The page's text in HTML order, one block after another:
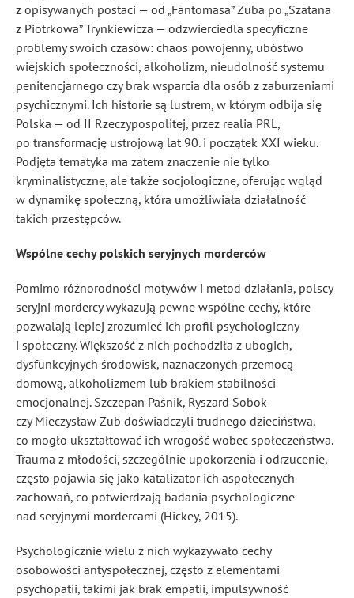
z opisywanych postaci — od „Fantomasa” Zuba po „Szatana
z Piotrkowa” Trynkiewicza — odzwierciedla specyficzne
problemy swoich czasów: chaos powojenny, ubóstwo
wiejskich społeczności, alkoholizm, nieudolność systemu
penitencjarnego czy brak wsparcia dla osób z zaburzeniami
psychicznymi. Ich historie są lustrem, w którym odbija się
Polska — od II Rzeczypospolitej, przez realia PRL,
po transformację ustrojową lat 90. i początek XXI wieku.
Podjęta tematyka ma zatem znaczenie nie tylko
kryminalistyczne, ale także socjologiczne, oferując wgląd
w dynamikę społeczną, która umożliwiała działalność
takich przestępców.
Wspólne cechy polskich seryjnych morderców
Pomimo różnorodności motywów i metod działania, polscy
seryjni mordercy wykazują pewne wspólne cechy, które
pozwalają lepiej zrozumieć ich profil psychologiczny
i społeczny. Większość z nich pochodziła z ubogich,
dysfunkcyjnych środowisk, naznaczonych przemocą
domową, alkoholizmem lub brakiem stabilności
emocjonalnej. Szczepan Paśnik, Ryszard Sobok
czy Mieczysław Zub doświadczyli trudnego dzieciństwa,
co mogło ukształtować ich wrogość wobec społeczeństwa.
Trauma z młodości, szczególnie upokorzenia i odrzucenie,
często pojawia się jako katalizator ich aspołecznych
zachowań, co potwierdzają badania psychologiczne
nad seryjnymi mordercami (Hickey, 2015).
Psychologicznie wielu z nich wykazywało cechy
osobowości antyspołecznej, często z elementami
psychopatii, takimi jak brak empatii, impulsywność